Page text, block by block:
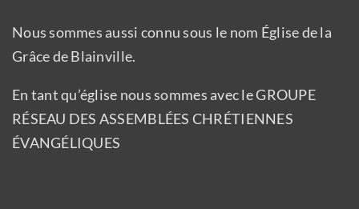
Nous sommes aussi connu sous le nom Église de la
Grâce de Blainville.
En tant qu’église nous sommes avec le GROUPE
RÉSEAU DES ASSEMBLÉES CHRÉTIENNES
ÉVANGÉLIQUES